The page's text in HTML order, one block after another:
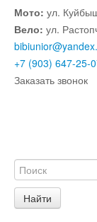
Мото: ул.
Вело: ул.
+7 (903) 647-25-
Заказать звонок